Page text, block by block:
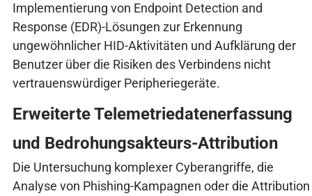
Implementierung von Endpoint Detection and
Response (EDR)-Lösungen zur Erkennung
ungewöhnlicher HID-Aktivitäten und Aufklärung der
Benutzer über die Risiken des Verbindens nicht
vertrauenswürdiger Peripheriegeräte.
Erweiterte Telemetriedatenerfassung
und Bedrohungsakteurs-Attribution
Die Untersuchung komplexer Cyberangriffe, die
Analyse von Phishing-Kampagnen oder die Attribution